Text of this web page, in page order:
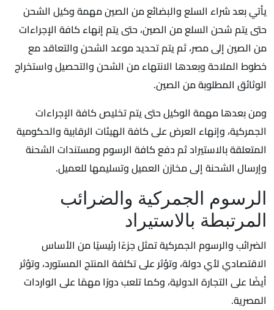
يأتي بعد شراء السلع والبضائع من الصين مهمة وكيل الشحن
حتى يتم شحن السلع من الصين، حتى يتم إنهاء كافة الإجراءات
من الصين إلى مصر، ثم يتم تحديد موعد الشحن والتعاقد مع
خطوط الملاحة وبعدها الانتهاء من الشحن والتحصيل واستخراج
الوثائق المطلوبة من الصين.
ومن بعدها مهمة الوكيل حتى يتم تخليص كافة الإجراءات
الجمركية، وإنهاء العرض على كافة الهيئات الرقابية والحكومية
المتعلقة بالاستيراد ثم دفع كافة الرسوم ومستندات الشحنة
وإرسال الشحنة إلى مخازن العميل وتسليمها للعميل.
الرسوم الجمركية والضرائب
المرتبطة بالاستيراد
الضرائب والرسوم الجمركية تمثل جزءًا رئيسيًا من الأساس
الاقتصادي لأي دولة، وتؤثر على تكلفة المنتج المستورد، وتؤثر
أيضًا على التجارة الدولية، وكما تلعب دورًا مهمًا على الواردات
المصرية.